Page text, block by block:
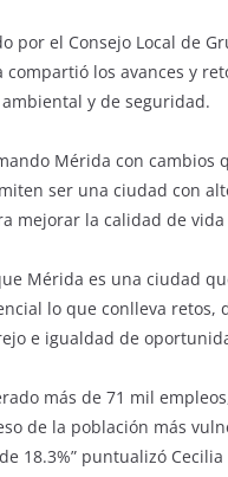
por el Consejo Local de
compartió los avances y
y de seguridad.
Mérida con cambios
ser una ciudad con
mejorar la calidad de
Mérida es una ciudad
lo que conlleva
e igualdad de
más de 71 mil
de la población más
18.3%” puntualizó Cecilia